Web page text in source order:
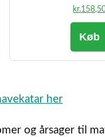
kr.
Køb
her
og årsager til